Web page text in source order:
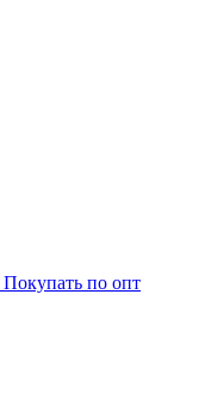
Покупать по опт